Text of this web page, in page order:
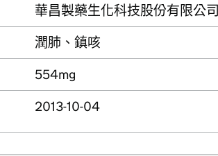
華昌製藥生化科技股份有限公司
潤肺、鎮咳
554mg
2013-10-04